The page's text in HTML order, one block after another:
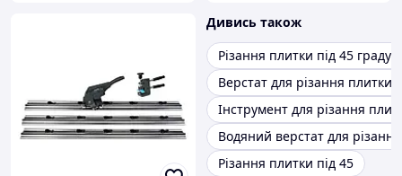
Дивись також
Різання плитки під 45
Верстат для різання плитки
Інструмент для різання
Водяний верстат для
Різання плитки під 45